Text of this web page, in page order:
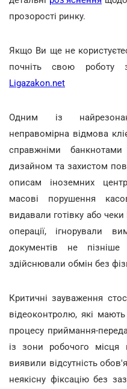
прозорості ринку.
Якщо Ви ще не
почніть свою роботу
Ligazakon.net
Одним із
неправомірна відмова
справжніми
дизайном та захистом
описам іноземних
масові порушення
видавали готівку або
операції, ігнорували
документів не пізніше
здійснювали обмін без
Критичні зауваження
відеоконтролю, які мають
процесу приймання-
із зони робочого місця
виявили відсутність
неякісну фіксацію без